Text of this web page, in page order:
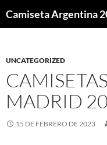
Camiseta Argentina
UNCATEGORIZED
MADRID
15 DE FEBRERO DE 2023